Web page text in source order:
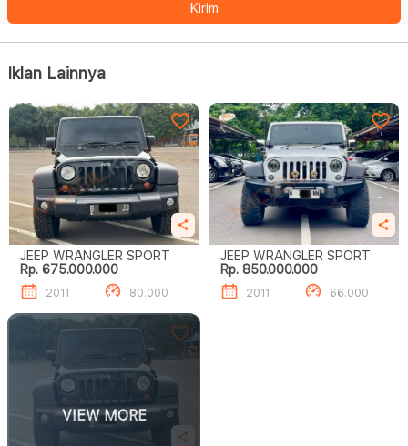
Kirim
Iklan Lainnya
JEEP WRANGLER SPORT
Rp. 675.000.000
2011 80.000
JEEP WRANGLER SPORT
Rp. 850.000.000
2011 66.000
VIEW MORE